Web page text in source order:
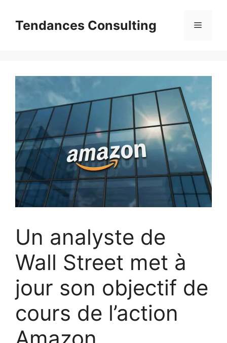
contenuTendances Consulting Menu
Un analyste de
Wall Street met à
jour son objectif de
cours de l’action